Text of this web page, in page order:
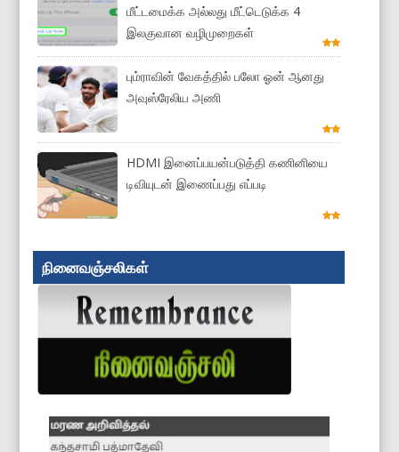
மீட்டமைக்க அல்லது மீட்டெடுக்க 4
இலகுவான வழிமுறைகள்
பும்ராவின் வேகத்தில் பலோ ஓன் ஆனது
அவுஸ்ரேலிய அணி
HDMI இனைப்பயன்படுத்தி கணினியை
டிவியுடன் இணைப்பது எப்படி
நினைவஞ்சலிகள்